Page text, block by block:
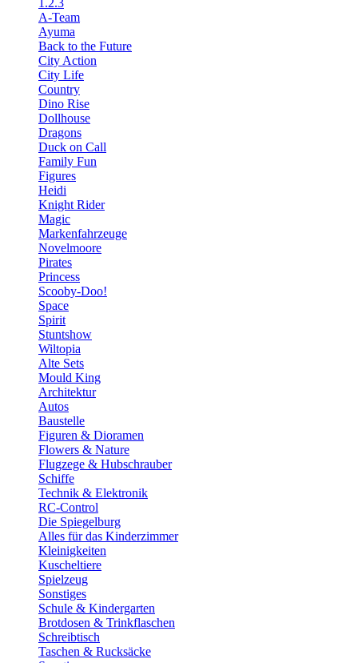
1.2.3
A-Team
Ayuma
Back to the Future
City Action
City Life
Country
Dino Rise
Dollhouse
Dragons
Duck on Call
Family Fun
Figures
Heidi
Knight Rider
Magic
Markenfahrzeuge
Novelmoore
Pirates
Princess
Scooby-Doo!
Space
Spirit
Stuntshow
Wiltopia
Alte Sets
Mould King
Architektur
Autos
Baustelle
Figuren & Dioramen
Flowers & Nature
Flugzege & Hubschrauber
Schiffe
Technik & Elektronik
RC-Control
Die Spiegelburg
Alles für das Kinderzimmer
Kleinigkeiten
Kuscheltiere
Spielzeug
Sonstiges
Schule & Kindergarten
Brotdosen & Trinkflaschen
Schreibtisch
Taschen & Rucksäcke